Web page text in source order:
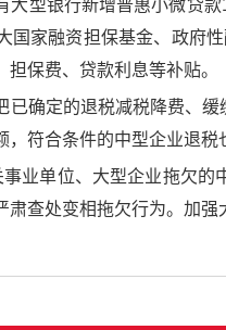
大型银行新增普惠小微贷
国家融资担保基金、政府
保费、贷款利息等补贴。
已确定的退税减税降费、
，符合条件的中型企业退
业单位、大型企业拖欠
肃查处变相拖欠行为。加